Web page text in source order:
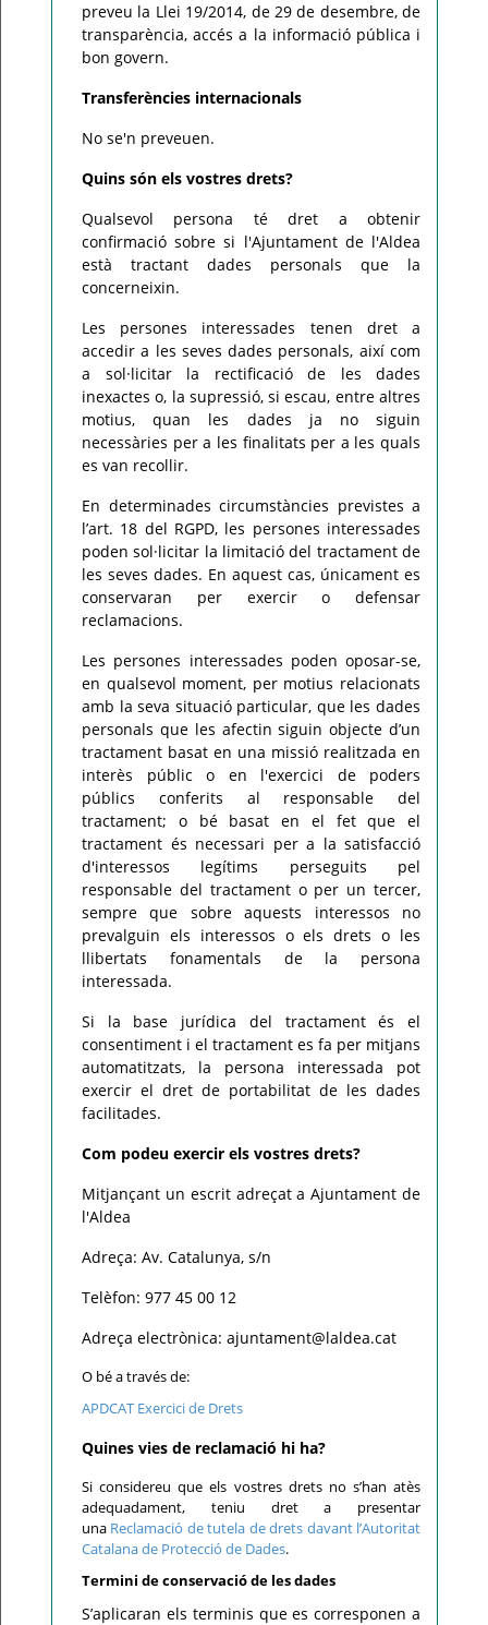
preveu la Llei 19/2014, de 29 de desembre, de
transparència, accés a la informació pública i
bon govern.
Transferències internacionals
No se'n preveuen.
Quins són els vostres drets?
Qualsevol persona té dret a obtenir
confirmació sobre si l'Ajuntament de l'Aldea
està tractant dades personals que la
concerneixin.
Les persones interessades tenen dret a
accedir a les seves dades personals, així com
a sol·licitar la rectificació de les dades
inexactes o, la supressió, si escau, entre altres
motius, quan les dades ja no siguin
necessàries per a les finalitats per a les quals
es van recollir.
En determinades circumstàncies previstes a
l’art. 18 del RGPD, les persones interessades
poden sol·licitar la limitació del tractament de
les seves dades. En aquest cas, únicament es
conservaran per exercir o defensar
reclamacions.
Les persones interessades poden oposar-se,
en qualsevol moment, per motius relacionats
amb la seva situació particular, que les dades
personals que les afectin siguin objecte d’un
tractament basat en una missió realitzada en
interès públic o en l'exercici de poders
públics conferits al responsable del
tractament; o bé basat en el fet que el
tractament és necessari per a la satisfacció
d'interessos legítims perseguits pel
responsable del tractament o per un tercer,
sempre que sobre aquests interessos no
prevalguin els interessos o els drets o les
llibertats fonamentals de la persona
interessada.
Si la base jurídica del tractament és el
consentiment i el tractament es fa per mitjans
automatitzats, la persona interessada pot
exercir el dret de portabilitat de les dades
facilitades.
Com podeu exercir els vostres drets?
Mitjançant un escrit adreçat a Ajuntament de
l'Aldea
Adreça: Av. Catalunya, s/n
Telèfon: 977 45 00 12
Adreça electrònica: ajuntament@laldea.cat
O bé a través de:
APDCAT Exercici de Drets
Quines vies de reclamació hi ha?
Si considereu que els vostres drets no s’han atès
adequadament, teniu dret a presentar
una Reclamació de tutela de drets davant l’Autoritat
Catalana de Protecció de Dades.
Termini de conservació de les dades
S’aplicaran els terminis que es corresponen a